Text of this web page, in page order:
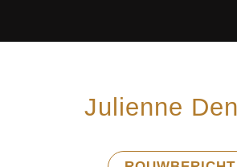
Julienne